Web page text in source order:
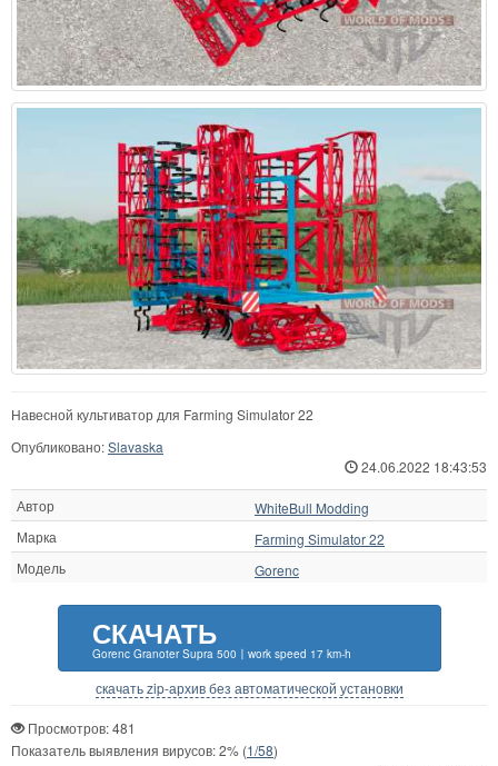
Навесной культиватор для Farming Simulator 22
Опубликовано:Slavaska
24.06.2022 18:43:53
Автор
WhiteBull Modding
Марка
Farming Simulator 22
Модель
Gorenc
СКАЧАТЬ
Gorenc Granoter Supra 500〡work speed 17 km-h
скачать zip-архив без автоматической установки
Просмотров: 481
Показатель выявления вирусов:2% (1/58)